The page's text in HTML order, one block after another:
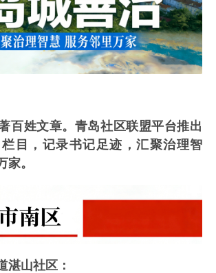
百姓文章。青岛社区联盟平台推出
栏目，记录书记足迹，汇聚治理智
家。
湛山社区：